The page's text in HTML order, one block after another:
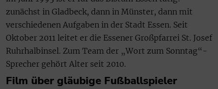
zunächst in Gladbeck, dann in Münster, dann mit
verschiedenen Aufgaben in der Stadt Essen. Seit
Oktober 2011 leitet er die Essener Großpfarrei St. Josef
Ruhrhalbinsel. Zum Team der „Wort zum Sonntag“-
Sprecher gehört Alter seit 2010.
Film über gläubige Fußballspieler